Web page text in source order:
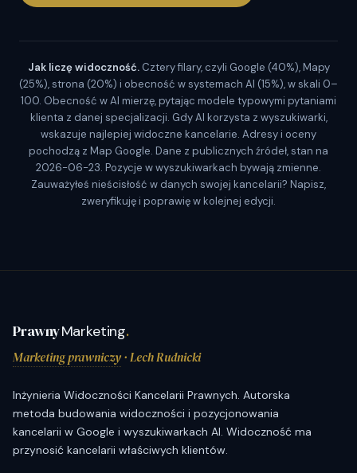
Jak liczę widoczność.Cztery filary, czyli Google (40%), Mapy
(25%), strona (20%) i obecność w systemach AI (15%), w skali 0–
100. Obecność w AI mierzę, pytając modele typowymi pytaniami
klienta z danej specjalizacji. Gdy AI korzysta z wyszukiwarki,
wskazuje najlepiej widoczne kancelarie. Adresy i oceny
pochodzą z Map Google. Dane z publicznych źródeł, stan na
2026-06-23. Pozycje w wyszukiwarkach bywają zmienne.
Zauważyłeś nieścisłość w danych swojej kancelarii? Napisz,
zweryfikuję i poprawię w kolejnej edycji.
PrawnyMarketing.
Marketing prawniczy· Lech Rudnicki
Inżynieria Widoczności Kancelarii Prawnych. Autorska
metoda budowania widoczności i pozycjonowania
kancelarii w Google i wyszukiwarkach AI. Widoczność ma
przynosić kancelarii właściwych klientów.